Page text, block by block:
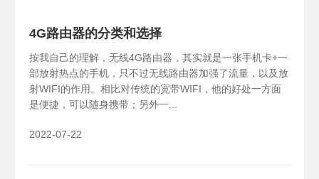
本地存储不上云，远程文件同步更安心
蒲公英AI开发者 NEW
功能
异地组网
无需公网IP，快速搭建异地虚拟局域网
远程设备管理
软件定制
私有定制、树立品牌
企业WiFi
安全上网、行为追溯
智能选路
4G路由器的分类和选择
按我自己的理解，无线4G路由器，其实就是一张手机卡+一
部放射热点的手机，只不过无线路由器加强了流量，以及放
射WIFI的作用。相比对传统的宽带WIFI，他的好处一方面
是便捷，可以随身携带；另外一...
2022-07-22